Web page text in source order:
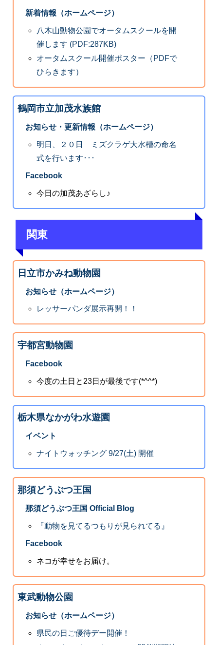
新着情報（ホームページ）
八木山動物公園でオータムスクールを開
催します (PDF:287KB)
オータムスクール開催ポスター（PDFで
ひらきます）
鶴岡市立加茂水族館
お知らせ・更新情報（ホームページ）
明日、２０日 ミズクラゲ大水槽の命名
式を行います･･･
Facebook
今日の加茂あざらし♪
関東
日立市かみね動物園
お知らせ（ホームページ）
レッサーパンダ展示再開！！
宇都宮動物園
Facebook
今度の土日と23日が最後です(*^^*)
栃木県なかがわ水遊園
イベント
ナイトウォッチング 9/27(土) 開催
那須どうぶつ王国
那須どうぶつ王国 Official Blog
『動物を見てるつもりが見られてる』
Facebook
ネコが幸せをお届け。
東武動物公園
お知らせ（ホームページ）
県民の日ご優待デー開催！